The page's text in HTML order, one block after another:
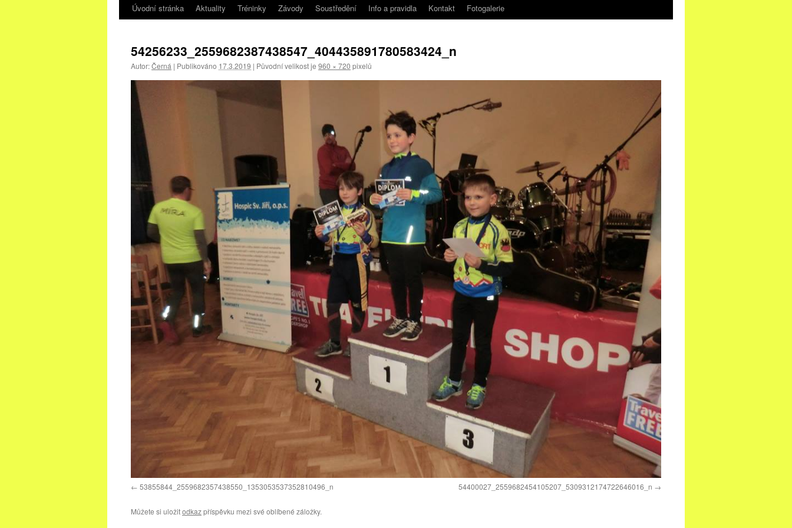
Úvodní stránka Aktuality Tréninky Závody Soustředění Info a pravidla Kontakt Fotogalerie
54256233_2559682387438547_404435891780583424_n
Autor:Černá | Publikováno 17.3.2019 | Původní velikost je 960 × 720 pixelů
53855844_2559682357438550_1353053537352810496_n 54400027_2559682454105207_5309312174722646016_n
Můžete si uložitodkazpříspěvku mezi své oblíbené záložky.